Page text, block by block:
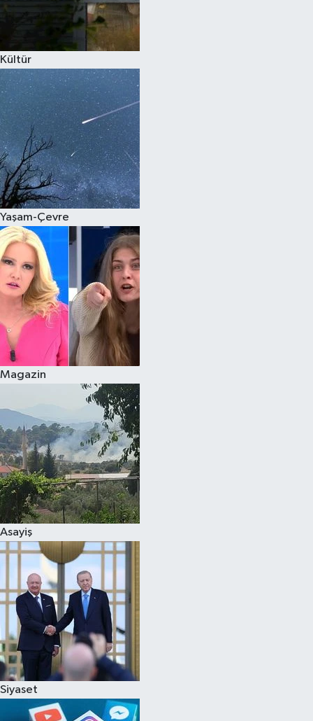
Kültür
Yaşam-Çevre
Magazin
Asayiş
Siyaset
Çocuk
Eğitim
Hava Durumu
Kadın
Kim kimdir?
Kültür Sanat
Sağlık
Siyaset
Teknoloji
Televizyon
Yaşam-Çevre